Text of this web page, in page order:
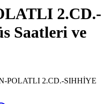
2.CD.-
Saatleri ve
POLATLI 2.CD.-SIHHİYE